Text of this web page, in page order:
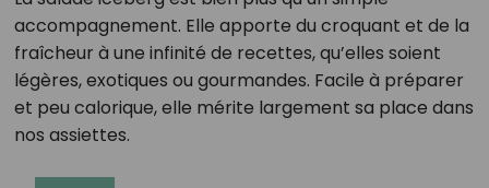
accompagnement. Elle apporte du croquant et de la
fraîcheur à une infinité de recettes, qu’elles soient
légères, exotiques ou gourmandes. Facile à préparer
et peu calorique, elle mérite largement sa place dans
nos assiettes.